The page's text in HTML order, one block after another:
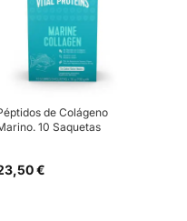
de Colágeno
10 Saquetas
€